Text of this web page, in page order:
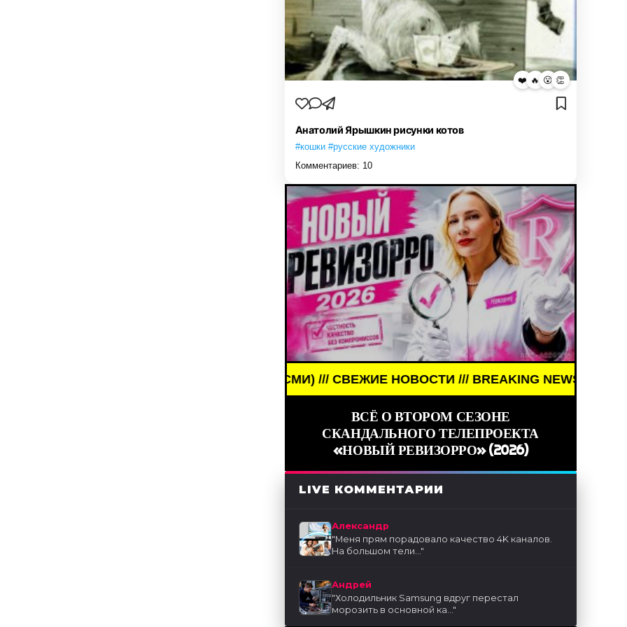
❤️ 🔥 😮 👏
Анатолий Ярышкин рисунки котов
#кошки #русские художники
Комментариев: 10
BREAKING NEWS /// НОВОСТИ (СМИ) /// СВЕЖИЕ НОВОСТИ /// BREAKING NEWS ///
ВСЁ О ВТОРОМ СЕЗОНЕ
СКАНДАЛЬНОГО ТЕЛЕПРОЕКТА
«НОВЫЙ РЕВИЗОРРО» (2026)
LIVE КОММЕНТАРИИ
Александр
"Меня прям порадовало качество 4K каналов.
На большом тели..."
Андрей
"Холодильник Samsung вдруг перестал
морозить в основной ка..."